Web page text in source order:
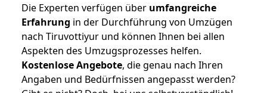
Die Experten verfügen über umfangreiche
Erfahrung in der Durchführung von Umzügen
nach Tiruvottiyur und können Ihnen bei allen
Aspekten des Umzugsprozesses helfen.
Kostenlose Angebote, die genau nach Ihren
Angaben und Bedürfnissen angepasst werden?